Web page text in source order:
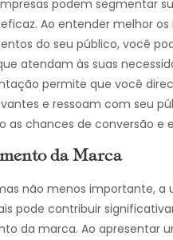
podem segmentar
Ao entender melhor os
do seu público, você
atendam às suas
permite que você
e ressoam com seu
as chances de conversão e
da Marca
não menos importante, a
pode contribuir
da marca. Ao apresentar